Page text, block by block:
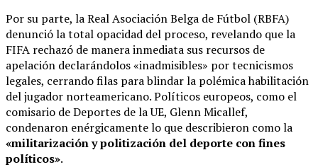
Por su parte, la Real Asociación Belga de Fútbol (RBFA)
denunció la total opacidad del proceso, revelando que la
FIFA rechazó de manera inmediata sus recursos de
apelación declarándolos «inadmisibles» por tecnicismos
legales, cerrando filas para blindar la polémica habilitación
del jugador norteamericano. Políticos europeos, como el
comisario de Deportes de la UE, Glenn Micallef,
condenaron enérgicamente lo que describieron como la
«militarización y politización del deporte con fines
políticos».